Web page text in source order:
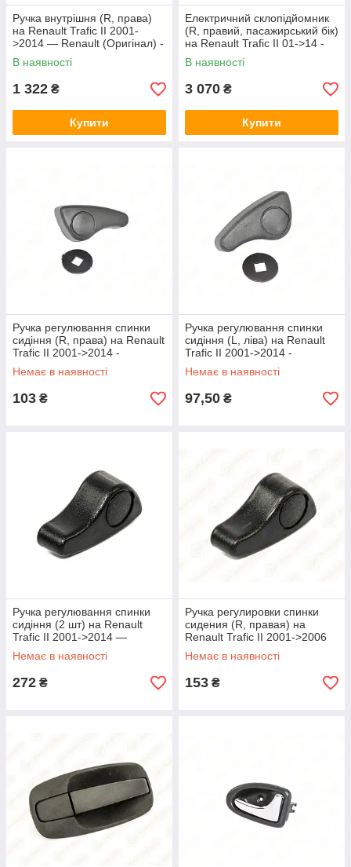
Ручка внутрішня (R, права)
на Renault Trafic II 2001-
>2014 — Renault (Оригінал) -
8200641928
В наявності
1 322 ₴
Купити
Електричний склопідйомник
(R, правий, пасажирський бік)
на Renault Trafic II 01->14 -
PSA - 91165705
В наявності
3 070 ₴
Купити
Ручка регулювання спинки
сидіння (R, права) на Renault
Trafic II 2001->2014 -
Rotweiss - RWS1717/R
Немає в наявності
103 ₴
Ручка регулювання спинки
сидіння (L, ліва) на Renault
Trafic II 2001->2014 -
Rotweiss - RWS1717/L
Немає в наявності
97,50 ₴
Ручка регулювання спинки
сидіння (2 шт) на Renault
Trafic II 2001->2014 —
Genuine Parts - DF32581
Немає в наявності
272 ₴
Ручка регулировки спинки
сидения (R, правая) на
Renault Trafic II 2001->2006
— Genuine Parts - DF32615
Немає в наявності
153 ₴